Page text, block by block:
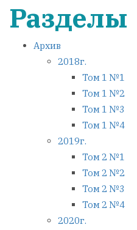
Разделы
Архив
2018г.
Том 1 №1
Том 1 №2
Том 1 №3
Том 1 №4
2019г.
Том 2 №1
Том 2 №2
Том 2 №3
Том 2 №4
2020г.